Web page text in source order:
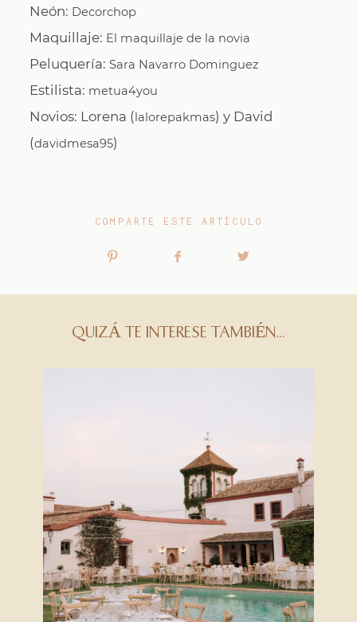
Neón: Decorchop
Maquillaje: El maquillaje de la novia
Peluquería:Sara Navarro Dominguez
Estilista: metua4you
Novios: Lorena (lalorepakmas) y David
(davidmesa95)
COMPARTE ESTE ARTÍCULO
QUIZÁ TE INTERESE TAMBIÉN...